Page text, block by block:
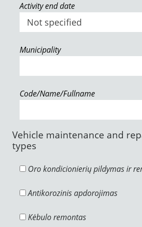
Activity end date
Municipality
Code/Name/Fullname
Vehicle maintenance and
types
Oro kondicionierių pildymas ir
Antikorozinis apdorojimas
Kėbulo remontas